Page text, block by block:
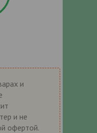
и
и не
офертой.